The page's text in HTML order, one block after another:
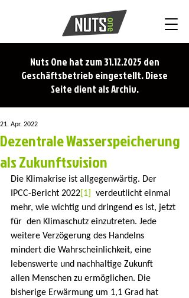
Nuts One hat zum31.12.2025 den
Geschäftsbetrieb eingestellt. Diese
Seite dient als Archiv.
Dezentrale Wasserspeicherung
als Zukunftsvision
21. Apr. 2022
Die Klimakrise ist allgegenwärtig. Der
IPCC-Bericht 2022 [1]
  verdeutlicht einmal
mehr, wie wichtig und dringend es ist, jetzt
für  den Klimaschutz einzutreten. Jede
weitere Verzögerung des Handelns
mindert die Wahrscheinlichkeit, eine
lebenswerte und nachhaltige Zukunft
allen Menschen zu ermöglichen. Die
bisherige Erwärmung um 1,1 Grad hat